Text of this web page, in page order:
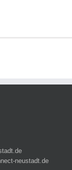
neustadt.de